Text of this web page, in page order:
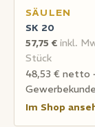
SÄULEN
SK 20
57,75 € inkl.
Stück
48,53 € netto
Im Shop